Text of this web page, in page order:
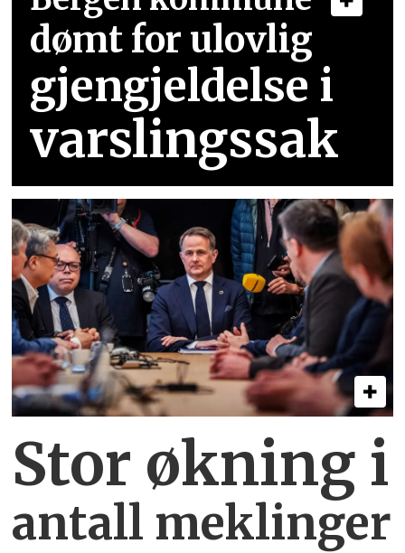
dømt for ulovlig
gjengjeldelse i
varslingssak
Stor økning i
antall meklinger